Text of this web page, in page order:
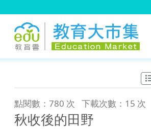
點閱數：780 次 下載次數：15 次
秋收後的田野